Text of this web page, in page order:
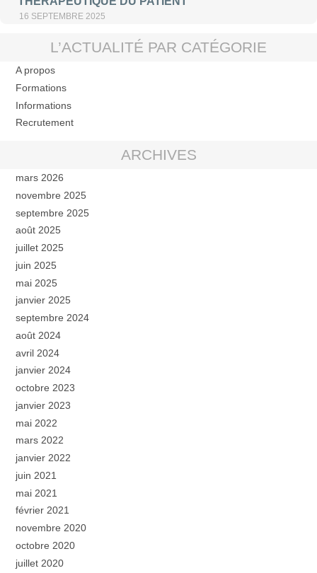
16 SEPTEMBRE 2025
L’ACTUALITÉ PAR CATÉGORIE
A propos
Formations
Informations
Recrutement
ARCHIVES
mars 2026
novembre 2025
septembre 2025
août 2025
juillet 2025
juin 2025
mai 2025
janvier 2025
septembre 2024
août 2024
avril 2024
janvier 2024
octobre 2023
janvier 2023
mai 2022
mars 2022
janvier 2022
juin 2021
mai 2021
février 2021
novembre 2020
octobre 2020
juillet 2020